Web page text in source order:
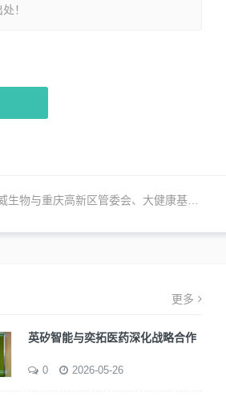
！
与重庆高新区管委会、大健康基金，推动建设“迈威生物骨健康创新药项目”
更多
英矽智能与奕拓医药深化战略合作
0 2026-05-26